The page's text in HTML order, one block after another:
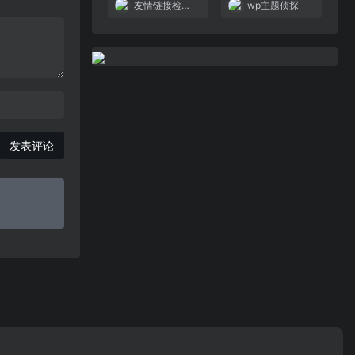
发表评论
友情链接检测工具 wp主题侦探